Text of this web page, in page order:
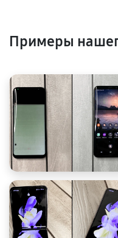
Примеры